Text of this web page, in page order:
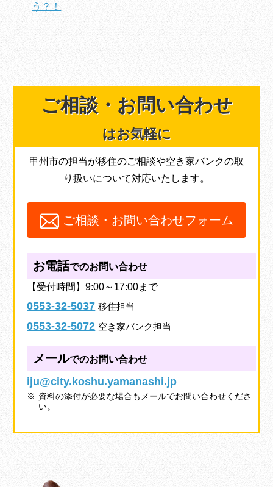
う？！
ご相談・ お問い合わせ
はお気軽に
甲州市の担当が移住のご相談や空き家バンクの取
り扱いについて対応いたします。
ご相談・お問い合わせフォーム
お電話でのお問い合わせ
【受付時間】9:00～17:00まで
0553-32-5037 移住担当
0553-32-5072 空き家バンク担当
メールでのお問い合わせ
iju@city.koshu.yamanashi.jp
資料の添付が必要な場合もメールでお問い合わせくださ
い。